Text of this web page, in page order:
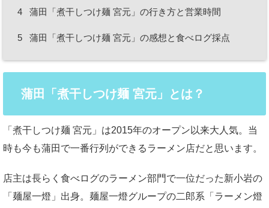
4 蒲田「煮干しつけ麺 宮元」の行き方と営業時間
5 蒲田「煮干しつけ麺 宮元」の感想と食べログ採点
蒲田「煮干しつけ麺 宮元」とは？
「煮干しつけ麺 宮元」は2015年のオープン以来大人気。当
時も今も蒲田で一番行列ができるラーメン店だと思います。
店主は長らく食べログのラーメン部門で一位だった新小岩の
「麺屋一燈」出身。麺屋一燈グループの二郎系「ラーメン燈